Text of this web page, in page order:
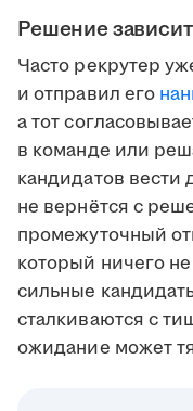
Решение
Часто рекрутер
и отправил его
а тот
в команде или
кандидатов вести
не вернётся с
промежуточный
который ничего
сильные
сталкиваются с
ожидание может